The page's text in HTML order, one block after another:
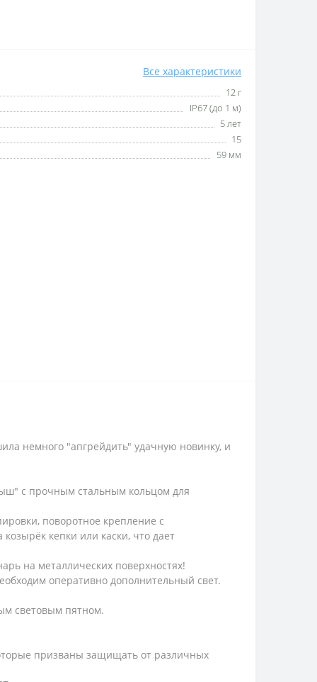
Все характеристики
12 г
IP67 (до 1 м)
5 лет
15
59 мм
немного "апгрейдить" удачную новинку, и
с прочным стальным кольцом для
поворотное крепление с
кепки или каски, что дает
на металлических поверхностях!
оперативно дополнительный свет.
световым пятном.
призваны защищать от различных